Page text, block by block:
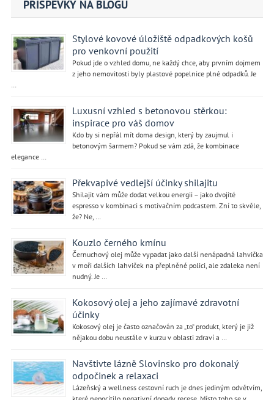
PŘÍSPĚVKY NA BLOGU
Stylové kovové úložiště odpadkových košů
pro venkovní použití
Pokud jde o vzhled domu, ne každý chce, aby prvním dojmem
z jeho nemovitosti byly plastové popelnice plné odpadků. Je
Luxusní vzhled s betonovou stěrkou:
inspirace pro váš domov
Kdo by si nepřál mít doma design, který by zaujmul i
betonovým šarmem? Pokud se vám zdá, že kombinace
elegance …
Překvapivé vedlejší účinky shilajitu
Shilajit vám může dodat velkou energii – jako dvojité
espresso v kombinaci s motivačním podcastem. Zní to skvěle,
že? Ne, …
Kouzlo černého kmínu
Černuchový olej může vypadat jako další nenápadná lahvička
v moři dalších lahviček na přeplněné polici, ale zdaleka není
nudný. Je …
Kokosový olej a jeho zajímavé zdravotní
účinky
Kokosový olej je často označován za „to“ produkt, který je již
nějakou dobu neustále v kurzu v oblasti zdraví a …
Navštivte lázně Slovinsko pro dokonalý
odpočinek a relaxaci
Lázeňský a wellness cestovní ruch je dnes jediným odvětvím,